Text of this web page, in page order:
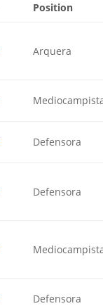
Position
Arquera
Defensora
Defensora
Defensora